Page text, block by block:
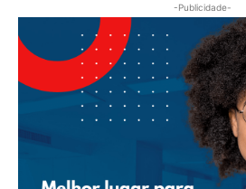
-Publicidade-